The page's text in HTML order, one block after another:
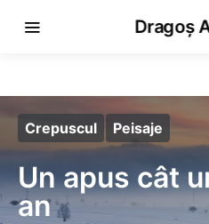
Dragoș
Crepuscul Peisaje
Un apus cât
an